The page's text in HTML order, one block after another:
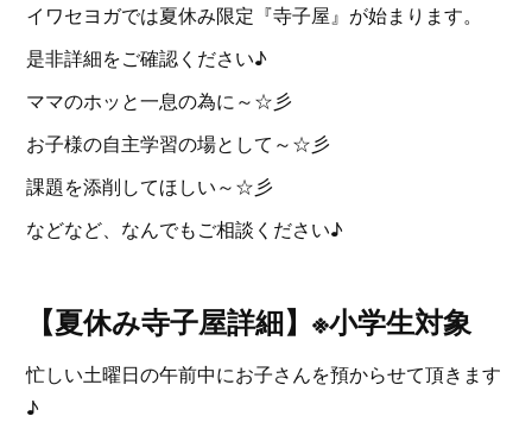
イワセヨガでは夏休み限定『寺子屋』が始まります。
是非詳細をご確認ください♪
ママのホッと一息の為に～☆彡
お子様の自主学習の場として～☆彡
課題を添削してほしい～☆彡
などなど、なんでもご相談ください♪
【夏休み寺子屋詳細】※小学生対象
忙しい土曜日の午前中にお子さんを預からせて頂きます
♪